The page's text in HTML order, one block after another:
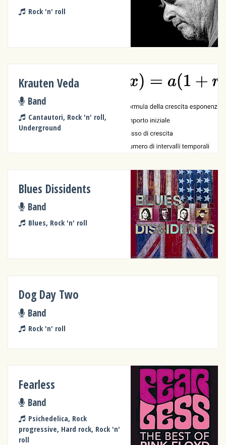
Rock 'n' roll
Krauten Veda
Band
Cantautori, Rock 'n' roll,
Underground
Blues Dissidents
Band
Blues, Rock 'n' roll
Dog Day Two
Band
Rock 'n' roll
Fearless
Band
Psichedelica, Rock
progressive, Hard rock, Rock 'n'
roll